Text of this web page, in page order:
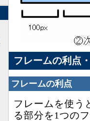
フレームの利点
フレームの利点
フレームを使う
る部分を1つの